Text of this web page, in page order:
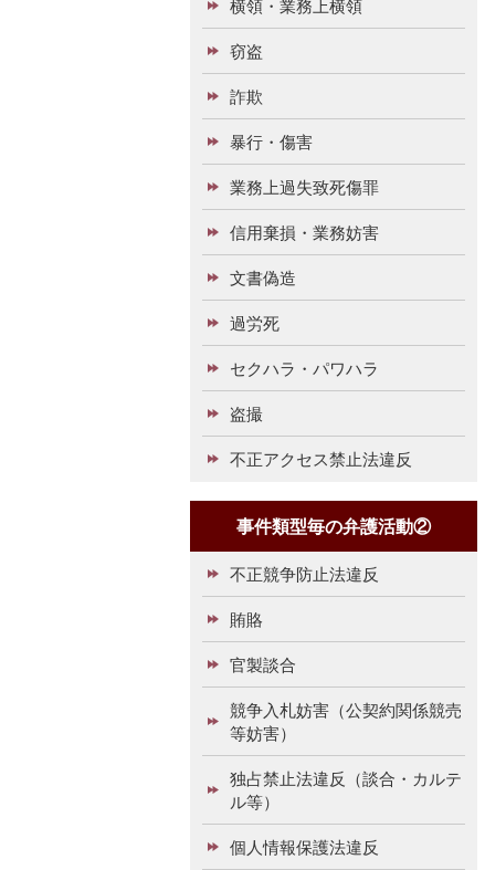
横領・業務上横領
窃盗
詐欺
暴行・傷害
業務上過失致死傷罪
信用棄損・業務妨害
文書偽造
過労死
セクハラ・パワハラ
盗撮
不正アクセス禁止法違反
事件類型毎の弁護活動②
不正競争防止法違反
賄賂
官製談合
競争入札妨害（公契約関係競売
等妨害）
独占禁止法違反（談合・カルテ
ル等）
個人情報保護法違反